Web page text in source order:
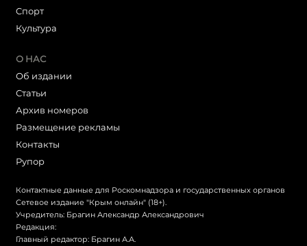
Cпорт
Культура
О НАС
Об издании
Статьи
Архив номеров
Размещение рекламы
Контакты
Рупор
Контактные данные для Роскомнадзора и государственных органов
Сетевое издание "Крым онлайн" (18+).
Учредитель: Брагин Александр Александрович
Редакция:
Главный редактор: Брагин А.А.